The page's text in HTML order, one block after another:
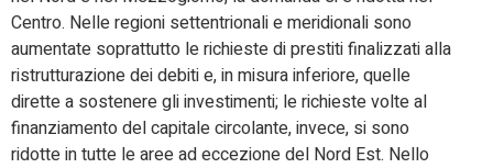
Centro. Nelle regioni settentrionali e meridionali sono
aumentate soprattutto le richieste di prestiti finalizzati alla
ristrutturazione dei debiti e, in misura inferiore, quelle
dirette a sostenere gli investimenti; le richieste volte al
finanziamento del capitale circolante, invece, si sono
ridotte in tutte le aree ad eccezione del Nord Est. Nello